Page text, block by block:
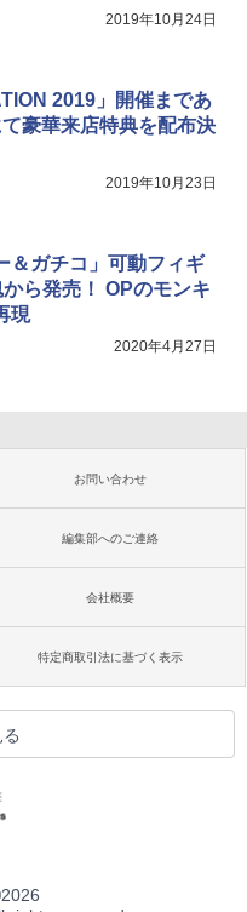
2019年10月24日
2019」開催まであ
豪華来店特典を配布決
2019年10月23日
＆ガチコ」可動フィギ
ら発売！ OPのモンキ
現
2020年4月27日
お問い合わせ
編集部へのご連絡
会社概要
特定商取引法に基づく表示
2026